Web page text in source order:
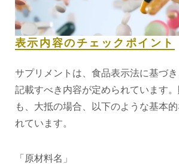
表示内容のチェックポイント
サプリメントは、食品表示法に基づ
記載すべき内容が定められています
も、大抵の場合、以下のような基本
れています。
「原材料名」